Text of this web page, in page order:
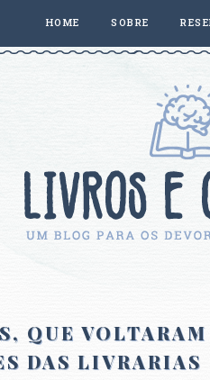
HOME SOBRE
QUE
DAS LIVRARIAS